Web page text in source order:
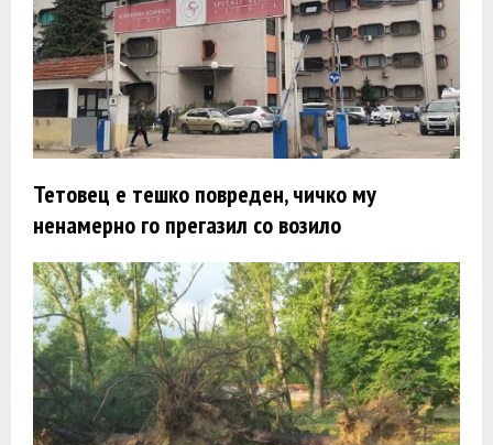
Тетовец е тешко повреден, чичко му
ненамерно го прегазил со возило